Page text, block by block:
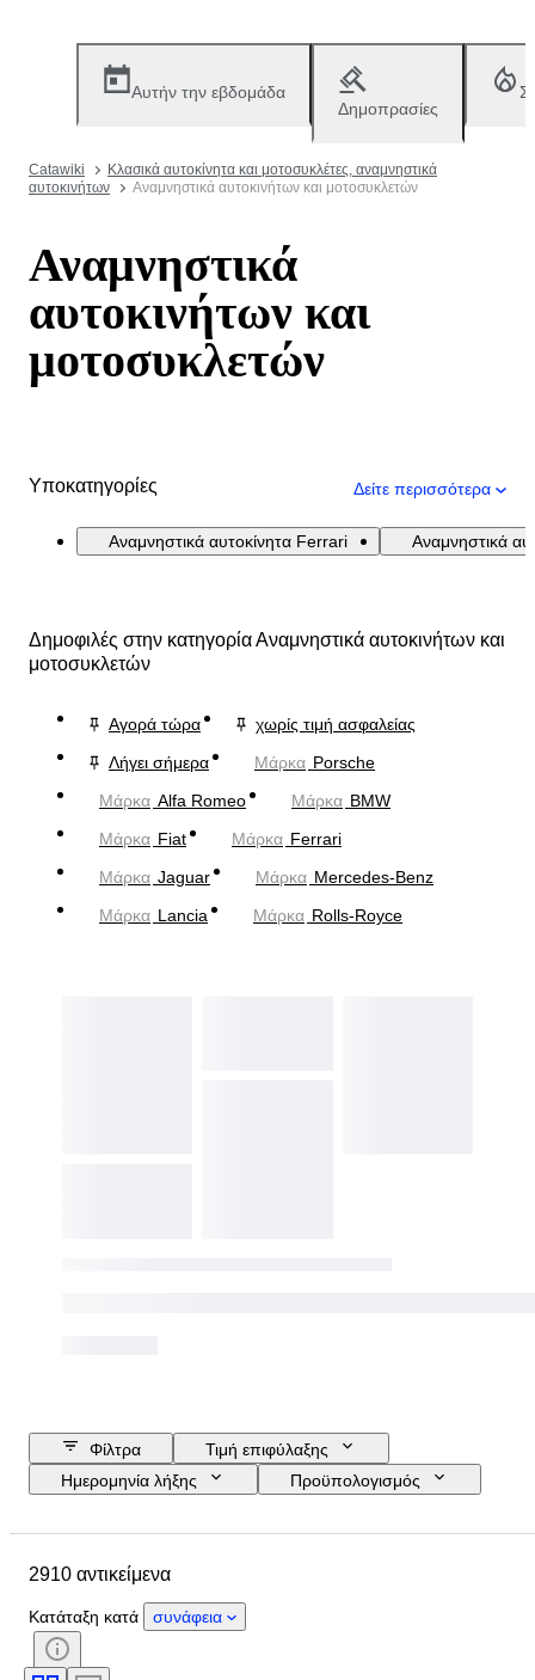
Αυτήν την εβδομάδα
Δημοπρασίες
Catawiki
Κλασικά αυτοκίνητα και μοτοσυκλέτες, αναμνηστικά
αυτοκινήτων
Αναμνηστικά αυτοκινήτων και μοτοσυκλετών
Αναμνηστικά
αυτοκινήτων και
μοτοσυκλετών
Υποκατηγορίες Δείτε περισσότερα
Αναμνηστικά αυτοκίνητα Ferrari Αναμνηστικά
Δημοφιλές στην κατηγορία Αναμνηστικά αυτοκινήτων και
μοτοσυκλετών
Αγορά τώρα
χωρίς τιμή ασφαλείας
Λήγει σήμερα
Μάρκα Porsche
Μάρκα Alfa Romeo Μάρκα BMW
Μάρκα Fiat Μάρκα Ferrari
Μάρκα Jaguar Μάρκα Mercedes-Benz
Μάρκα Lancia Μάρκα Rolls-Royce
Φίλτρα
Τιμή επιφύλαξης
Ημερομηνία λήξης
Προϋπολογισμός
Αντικείμενο
Φύλο
Έξτρα
Περίοδος
Στυλ
2910 αντικείμενα
Κατάταξη κατά συνάφεια